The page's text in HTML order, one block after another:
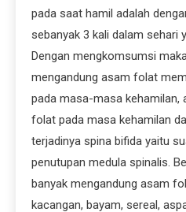
pada saat hamil adalah
sebanyak 3 kali dalam sehari
Dengan mengkomsumsi
mengandung asam folat
pada masa-masa kehamilan,
folat pada masa kehamilan
terjadinya spina bifida yaitu
penutupan medula spinalis.
banyak mengandung asam
kacangan, bayam, sereal,